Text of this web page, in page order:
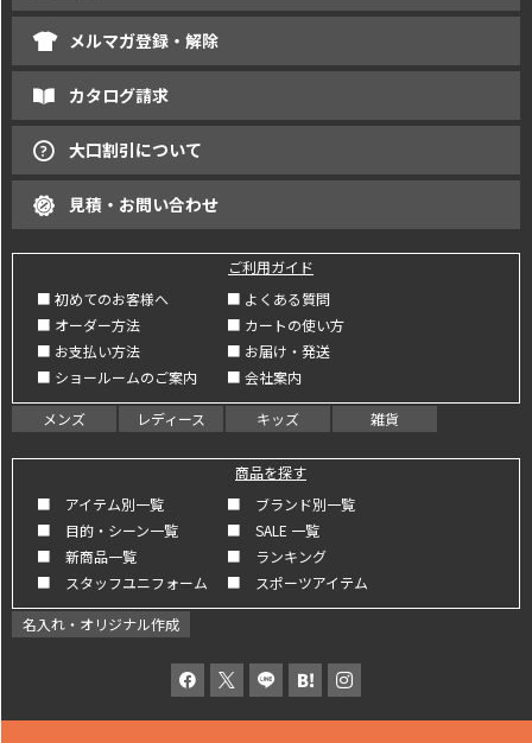
メルマガ登録・解除
カタログ請求
大口割引について
見積・お問い合わせ
ご利用ガイド
■ 初めてのお客様へ
■ よくある質問
■ オーダー方法
■ カートの使い方
■ お支払い方法
■ お届け・発送
■ ショールームのご案内
■ 会社案内
メンズ レディース キッズ 雑貨
商品を探す
■ アイテム別一覧
■ ブランド別一覧
■ 目的・シーン一覧
■ SALE 一覧
■ 新商品一覧
■ ランキング
■ スタッフユニフォーム
■ スポーツアイテム
名入れ・オリジナル作成